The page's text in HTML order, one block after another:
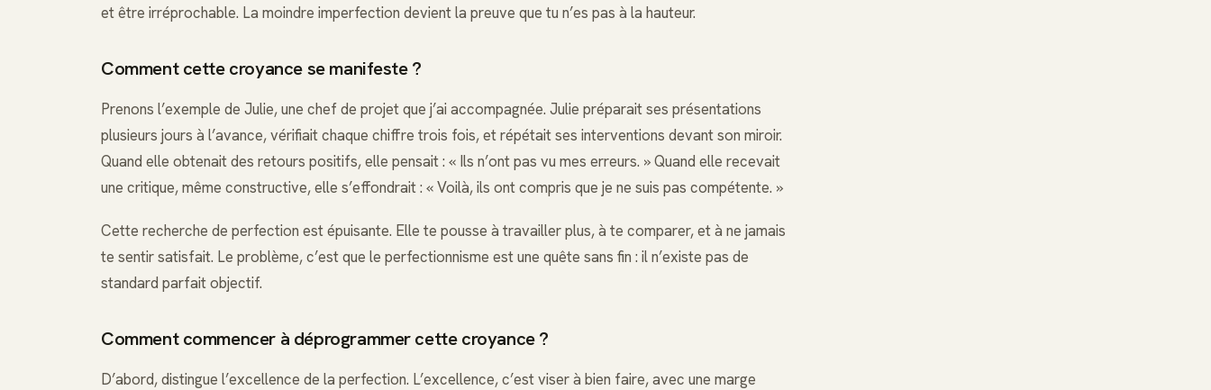
et être irréprochable. La moindre imperfection devient la preuve que tu n’es pas à la hauteur.
Comment cette croyance se manifeste ?
Prenons l’exemple de Julie, une chef de projet que j’ai accompagnée. Julie préparait ses présentations
plusieurs jours à l’avance, vérifiait chaque chiffre trois fois, et répétait ses interventions devant son miroir.
Quand elle obtenait des retours positifs, elle pensait : « Ils n’ont pas vu mes erreurs. » Quand elle recevait
une critique, même constructive, elle s’effondrait : « Voilà, ils ont compris que je ne suis pas compétente. »
Cette recherche de perfection est épuisante. Elle te pousse à travailler plus, à te comparer, et à ne jamais
te sentir satisfait. Le problème, c’est que le perfectionnisme est une quête sans fin : il n’existe pas de
standard parfait objectif.
Comment commencer à déprogrammer cette croyance ?
D’abord, distingue l’excellence de la perfection. L’excellence, c’est viser à bien faire, avec une marge